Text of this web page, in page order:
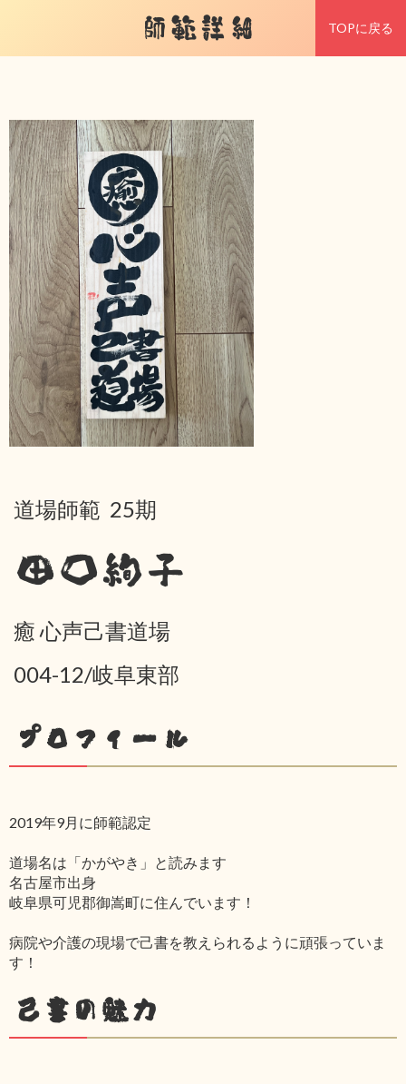
師範詳細 TOPに戻る
道場師範 25期
田口絢子
癒 心声己書道場
004-12/岐阜東部
プロフィール
2019年9月に師範認定
道場名は「かがやき」と読みます
名古屋市出身
岐阜県可児郡御嵩町に住んでいます！
病院や介護の現場で己書を教えられるように頑張っていま
す！
己書の魅力